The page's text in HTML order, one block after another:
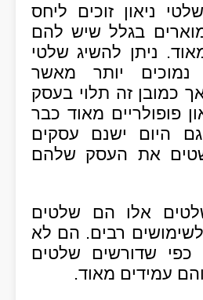
ניאון זוכים ליחס
בגלל שיש להם
ניתן להשיג שלטי
נמוכים יותר מאשר
כמובן זה תלוי בעסק
פופולריים מאוד כבר
היום ישנם עסקים
את העסק שלהם
אלו הם שלטים
לשימושים רבים. הם לא
כפי שדורשים שלטים
עמידים מאוד.